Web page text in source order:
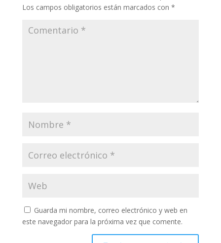
Los campos obligatorios están marcados con *
Guarda mi nombre, correo electrónico y web en
este navegador para la próxima vez que comente.